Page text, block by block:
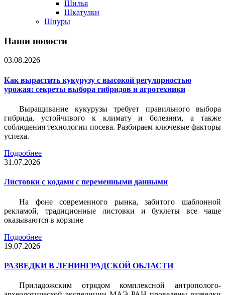
Шилья
Шкатулки
Шнуры
Наши новости
03.08.2026
Как вырастить кукурузу с высокой регулярностью
урожая: секреты выбора гибридов и агротехники
Выращивание кукурузы требует правильного выбора
гибрида, устойчивого к климату и болезням, а также
соблюдения технологии посева. Разбираем ключевые факторы
успеха.
Подробнее
31.07.2026
Листовки c кодами с переменными данными
На фоне современного рынка, забитого шаблонной
рекламой, традиционные листовки и буклеты все чаще
оказываются в корзине
Подробнее
19.07.2026
РАЗВЕДКИ В ЛЕНИНГРАДСКОЙ ОБЛАСТИ
Приладожским отрядом комплексной антрополого-